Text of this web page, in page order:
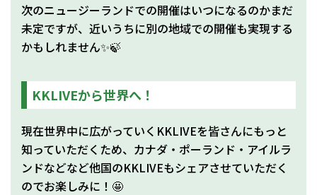
次のニュージーランドでの開催はいつになるのかまだ
未定ですが、近いうちに別の地域での開催も実現する
かもしれません✨🍃
KKLIVEから世界へ！
現在世界中に広がっていくKKLIVEを皆さんにもっと
知っていただくため、カナダ・ポーランド・アイルラ
ンドなどなど他国のKKLIVEもシェアさせていただく
のでお楽しみに！🤩